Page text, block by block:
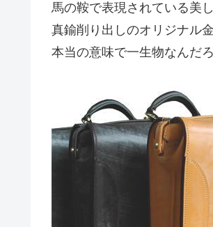
馬の鞍で表現されている美
真鍮削り出しのオリジナル
本当の意味で一生物なんだ